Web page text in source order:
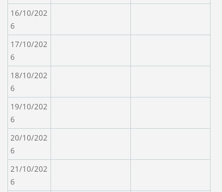
16/10/202
6
17/10/202
6
18/10/202
6
19/10/202
6
20/10/202
6
21/10/202
6